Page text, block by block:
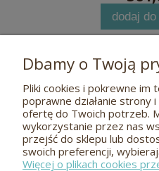
dodaj
O
Dbamy o Twoją
Pliki cookies i pokrewne im
poprawne działanie strony
ofertę do Twoich potrzeb.
wykorzystanie przez nas
przejść do sklepu lub
swoich preferencji,
Więcej o plikach cookies